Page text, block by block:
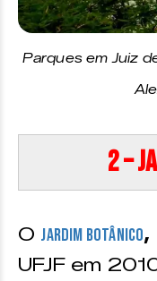
Parques em Juiz
2 –
O Jardim Botânico,
UFJF em